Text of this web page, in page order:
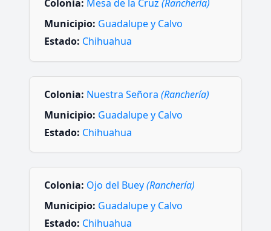
Colonia: Mesa de la Cruz (Ranchería)
Municipio: Guadalupe y Calvo
Estado: Chihuahua
Colonia: Nuestra Señora (Ranchería)
Municipio: Guadalupe y Calvo
Estado: Chihuahua
Colonia: Ojo del Buey(Ranchería)
Municipio: Guadalupe y Calvo
Estado: Chihuahua